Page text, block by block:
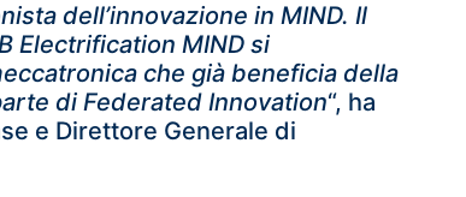
dell’innovazione in MIND. Il
Electrification MIND si
che già beneficia della
di Federated Innovation“, ha
e Direttore Generale di